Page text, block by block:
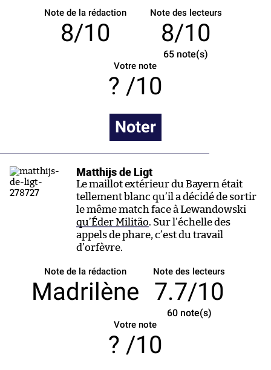
Note de la rédaction
8/10
Note des lecteurs
8/10
65 note(s)
Votre note
/10
Noter
Matthijs de Ligt
Le maillot extérieur du Bayern était
tellement blanc qu’il a décidé de sortir
le même match face à Lewandowski
qu’Éder Militão. Sur l’échelle des
appels de phare, c’est du travail
d’orfèvre.
Note de la rédaction
Madrilène
Note des lecteurs
7.7/10
60note(s)
Votre note
/10